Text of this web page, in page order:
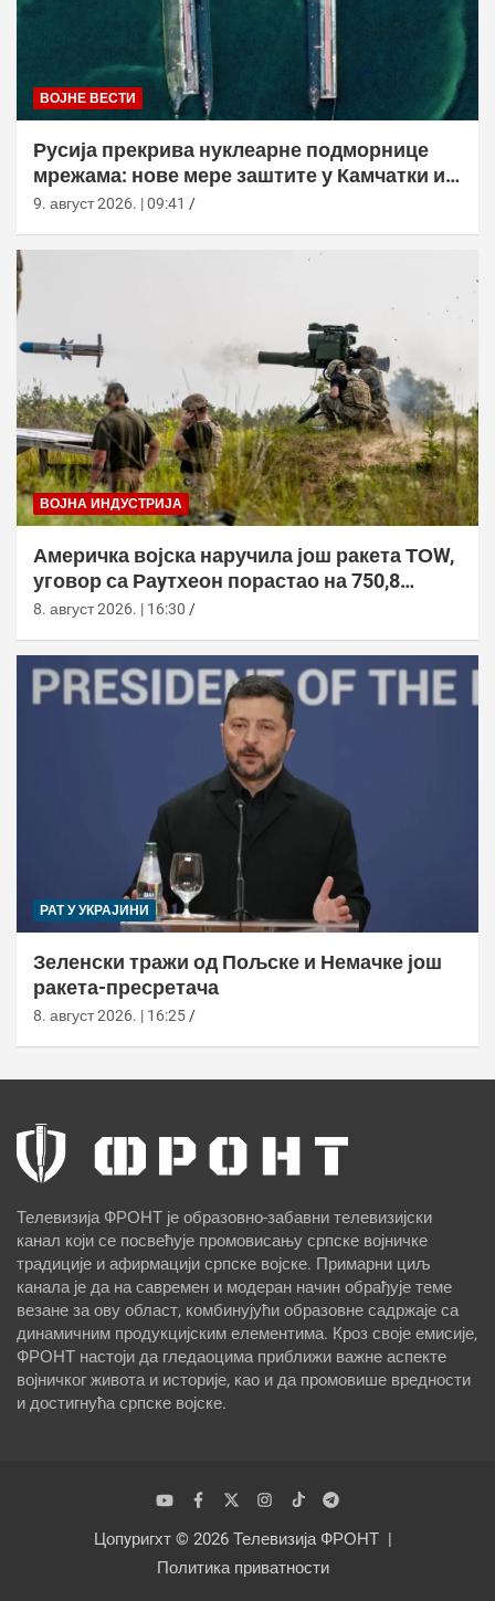
ВОЈНЕ ВЕСТИ
Русија прекрива нуклеарне подморнице
мрежама: нове мере заштите у Камчатки и
Новоросијску
9. август 2026. | 09:41
ВОЈНА ИНДУСТРИЈА
Америчка војска наручила још ракета ТОW,
уговор са Раyтхеон порастао на 750,8
милиона долара
8. август 2026. | 16:30
РАТ У УКРАЈИНИ
Зеленски тражи од Пољске и Немачке још
ракета-пресретача
8. август 2026. | 16:25
Телевизија ФРОНТ је образовно-забавни телевизијски
канал који се посвећује промовисању српске војничке
традиције и афирмацији српске војске. Примарни циљ
канала је да на савремен и модеран начин обрађује теме
везане за ову област, комбинујући образовне садржаје са
динамичним продукцијским елементима. Кроз своје емисије,
ФРОНТ настоји да гледаоцима приближи важне аспекте
војничког живота и историје, као и да промовише вредности
и достигнућа српске војске.
Цопyригхт © 2026 Телевизија ФРОНТ
Политика приватности